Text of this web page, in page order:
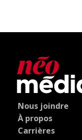
Nous joindre
À propos
Carrières